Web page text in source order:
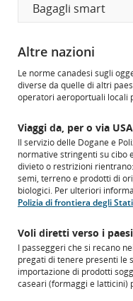
Bagagli smart
Altre nazioni
Le norme canadesi sugli
diverse da quelle di altri
operatori aeroportuali locali
Viaggi da, per o via
Il servizio delle Dogane e
normative stringenti su cibo
divieto o restrizioni
semi, terreno e prodotti di
biologici. Per ulteriori
Polizia di frontiera degli
Voli diretti verso i
I passeggeri che si recano
pregati di tenere presenti le
importazione di prodotti
caseari (formaggi e latticini)